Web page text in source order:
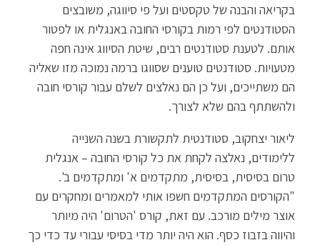
בקריאה והבנה של טקסטים ועל פי סיווגה, משובצים
הסטודנטים לפי רמות בקורסי החובה באנגלית או לפטור
אותם. לטענת סטודנטים רבים, שיטת הסיווג אינה חפה
מטעויות. סטודנטים טוענים שסווגו ברמה נמוכה מזו שאליה
הם משתייכים, ועל כן הם נאלצים לשלם עבור קורסי חובה
ולהשתתף בהם שלא לצורך.
ליאור יצחקוב, סטודנטית לתקשורת בשנה השנייה
ללימודים, נאלצה לקחת את כל קורסי החובה – אנגלית
טרום בסיסית, בסיסית, מתקדמים א' ומתקדמים ב'.
"הקורסים המתקדמים חשפו אותי למאמרים ומחקרים עם
אוצר מילים מורכב. עם זאת, קורס 'הטרום' היה מיותר
והיווה בזבוז כסף. הוא היה יותר מדי בסיסי עבורי עד כדי כך